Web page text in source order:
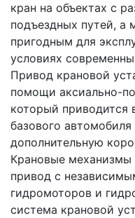
кран на объектах с
подъездных путей, а
пригодным для
условиях
Привод крановой
помощи аксиально-
который приводится
базового
дополнительную
Крановые
привод с
гидромоторов и
система крановой